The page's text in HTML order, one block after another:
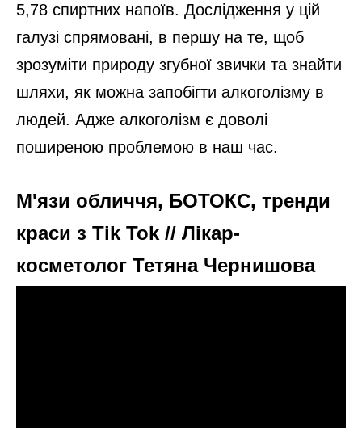
5,78 спиртних напоїв. Дослідження у цій
галузі спрямовані, в першу на те, щоб
зрозуміти природу згубної звички та знайти
шляхи, як можна запобігти алкоголізму в
людей. Адже алкоголізм є доволі
поширеною проблемою в наш час.
М'язи обличчя, БОТОКС, тренди
краси з Tik Tok // Лікар-
косметолог Тетяна Чернишова